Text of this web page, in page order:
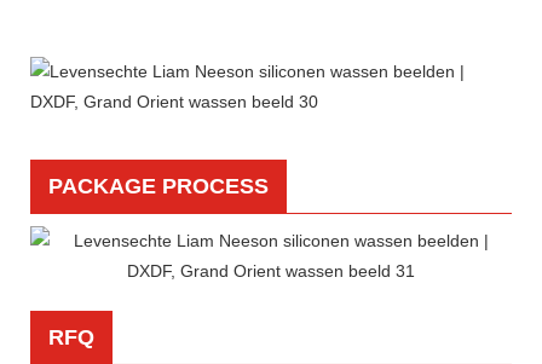
PACKAGE PROCESS
RFQ